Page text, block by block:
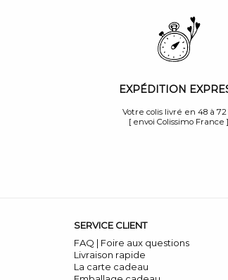
EXPÉDITION
Votre colis livré en 48 à 72
[ envoi Colissimo France ]
SERVICE CLIENT
FAQ | Foire aux questions
Livraison rapide
La carte cadeau